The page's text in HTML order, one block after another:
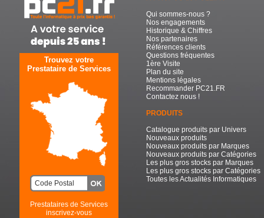
Trouvez votre
Prestataire de Services
Prestataires de Services
inscrivez-vous
Qui sommes-nous ?
Nos engagements
Historique & Chiffres
Nos partenaires
Références clients
Questions fréquentes
1ère Visite
Plan du site
Mentions légales
Recommander PC21.FR
Contactez nous !
PRODUITS
Catalogue produits par Univers
Nouveaux produits
Nouveaux produits par Marques
Nouveaux produits par Catégories
Les plus gros stocks par Marques
Les plus gros stocks par Catégories
Toutes les Actualités Informatiques